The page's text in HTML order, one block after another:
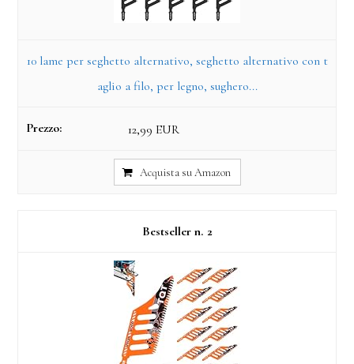
10 lame per seghetto alternativo, seghetto alternativo con t
aglio a filo, per legno, sughero...
12,99 EUR
Acquista su Amazon
2